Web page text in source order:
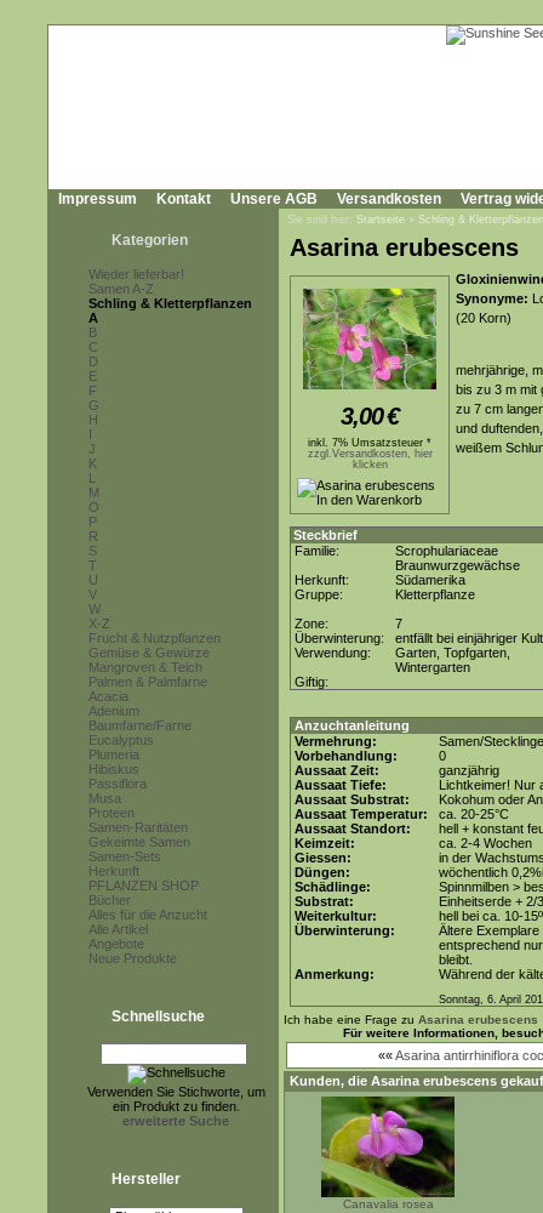
Impressum Kontakt Unsere AGB Versandkosten Vertrag
Kategorien
Wieder lieferbar!
Samen A-Z
Schling & Kletterpflanzen
A
B
C
D
E
F
G
H
I
J
K
L
M
O
P
R
S
T
U
V
W
X-Z
Frucht & Nutzpflanzen
Gemüse & Gewürze
Mangroven & Teich
Palmen & Palmfarne
Acacia
Adenium
Baumfarne/Farne
Eucalyptus
Plumeria
Hibiskus
Passiflora
Musa
Proteen
Samen-Raritäten
Gekeimte Samen
Samen-Sets
Herkunft
PFLANZEN SHOP
Bücher
Alles für die Anzucht
Alle Artikel
Angebote
Neue Produkte
Schnellsuche
Verwenden Sie Stichworte, um
ein Produkt zu finden.
erweiterte Suche
Hersteller
Sie sind hier: Startseite » Schling & Kletterpflanzen
Asarina erubescens
3,00€
inkl. 7% Umsatzsteuer *
zzgl.Versandkosten, hier
klicken
Synonyme:
(20 Korn)
mehrjährige,
bis zu 3 m mit
zu 7 cm
und
weißem
Steckbrief
Familie:
Scrophulariaceae
Braunwurzgewächse
Herkunft:
Südamerika
Gruppe:
Kletterpflanze
Zone:
7
Überwinterung:
entfällt bei einjähriger
Verwendung:
Garten, Topfgarten,
Wintergarten
Giftig:
Anzuchtanleitung
Vermehrung:
Samen/Stecklinge
Vorbehandlung:
0
Aussaat Zeit:
ganzjährig
Aussaat Tiefe:
Lichtkeimer! Nur
Aussaat Substrat:
Kokohum oder
Aussaat Temperatur:
ca. 20-25°C
Aussaat Standort:
hell + konstant
Keimzeit:
ca. 2-4 Wochen
Giessen:
in der
Düngen:
wöchentlich
Schädlinge:
Spinnmilben >
Substrat:
Einheitserde + 2/
Weiterkultur:
hell bei ca. 10-
Überwinterung:
Ältere
entsprechend
bleibt.
Anmerkung:
Während der
Sonntag, 6. April
Ich habe eine Frage zu Asarina erubescens
Für weitere Informationen,
««Asarina antirrhiniflora
Kunden, die Asarina erubescens
Canavalia rosea